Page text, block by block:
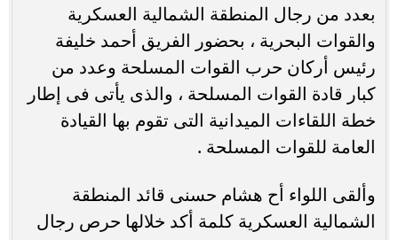
بعدد من رجال المنطقة الشمالية العسكرية
والقوات البحرية ، بحضور الفريق أحمد خليفة
رئيس أركان حرب القوات المسلحة وعدد من
كبار قادة القوات المسلحة ، والذى يأتى فى إطار
خطة اللقاءات الميدانية التى تقوم بها القيادة
العامة للقوات المسلحة .
وألقى اللواء أح هشام حسنى قائد المنطقة
الشمالية العسكرية كلمة أكد خلالها حرص رجال